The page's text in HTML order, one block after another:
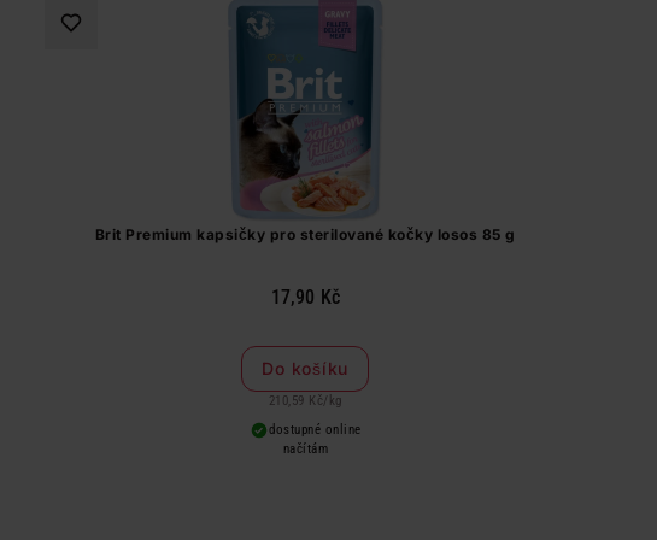
Brit Premium kapsičky pro sterilované kočky losos 85 g
17,90 Kč
Do košíku
210,59 Kč/ kg
dostupné online
načítám